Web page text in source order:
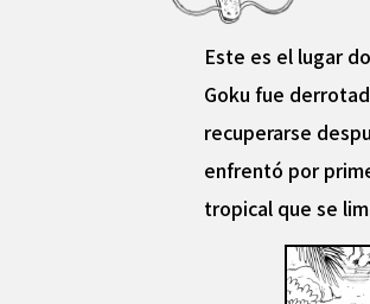
Este es el lugar
Goku fue
recuperarse
enfrentó por
tropical que se